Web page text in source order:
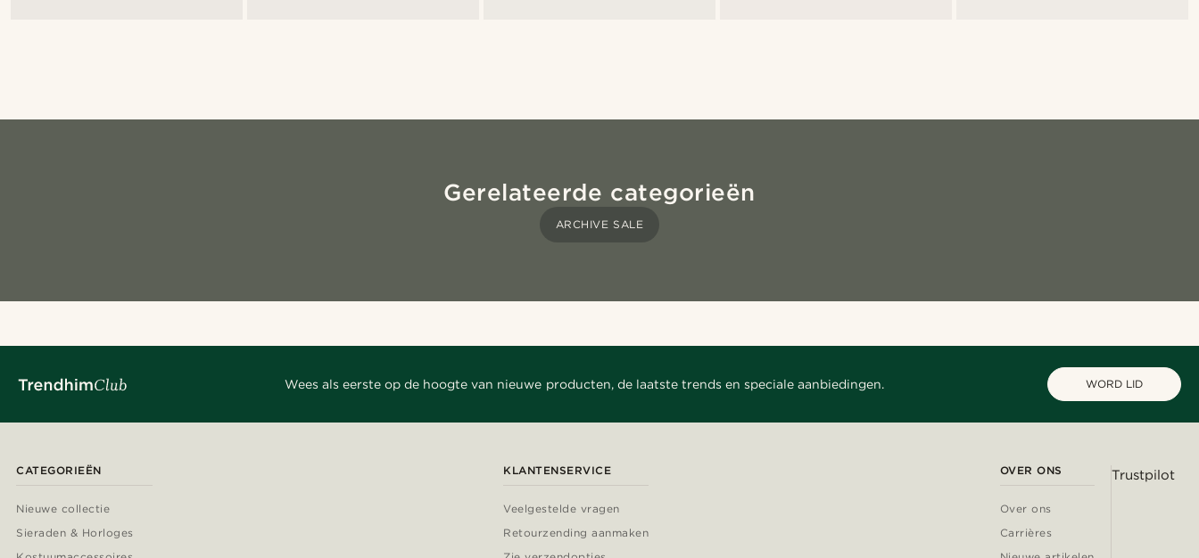
Gerelateerde categorieën
ARCHIVE SALE
Wees als eerste op de hoogte van nieuwe producten, de laatste trends en speciale aanbiedingen. WORD LID
CATEGORIEËN
Nieuwe collectie
Sieraden & Horloges
KLANTENSERVICE
Veelgestelde vragen
Retourzending aanmaken
OVER ONS
Over ons
Carrières
Trustpilot